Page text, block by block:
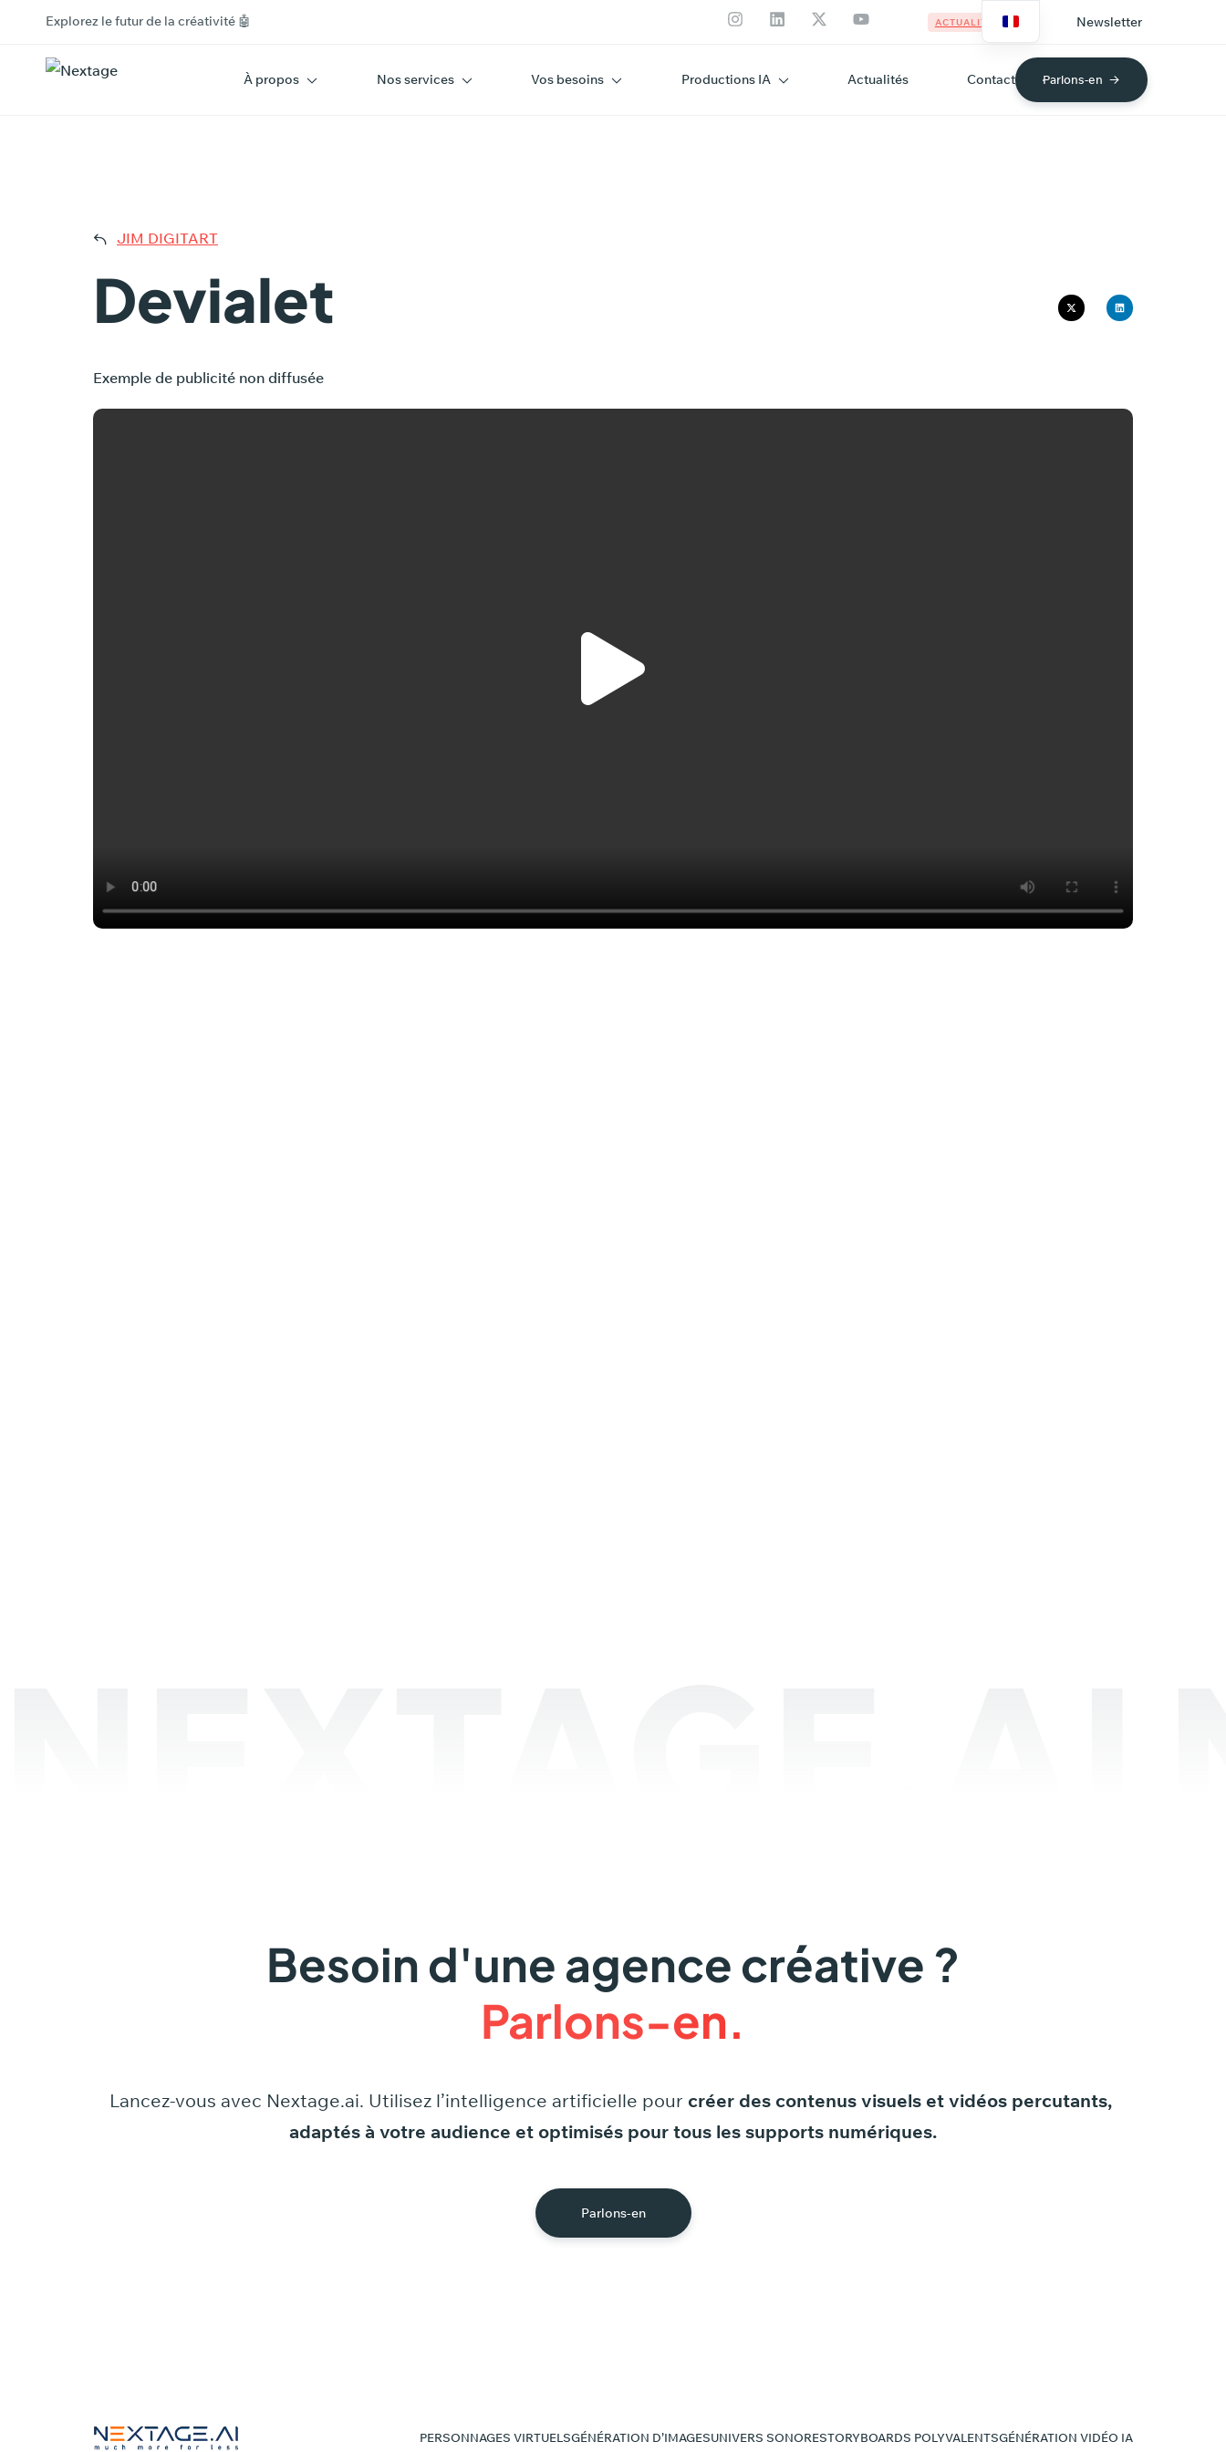
Explorez le futur de la créativité 🤖 ACTUALITÉS Newsletter
À propos Nos services Vos besoins Productions IA Actualités Contact Parlons-en
DEVIALET
JIM DIGITART
Devialet
Exemple de publicité non diffusée
Besoin d'une agence créative ?
Parlons-en.
Lancez-vous avec Nextage.ai. Utilisez l’intelligence artificielle pour créer des contenus visuels et vidéos percutants,
adaptés à votre audience et optimisés pour tous les supports numériques.
Parlons-en
PERSONNAGES VIRTUELSGÉNÉRATION D’IMAGESUNIVERS SONORESTORYBOARDS POLYVALENTSGÉNÉRATION VIDÉO IA